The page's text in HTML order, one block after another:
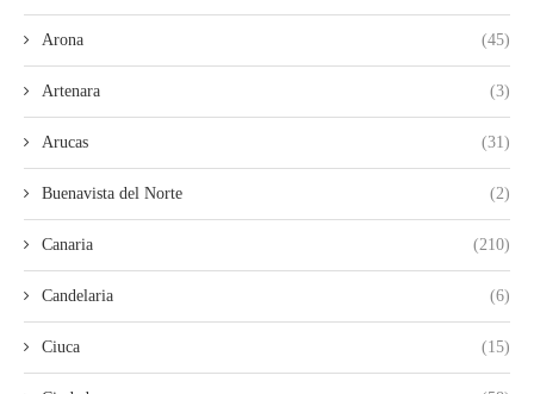
Arona (45)
Artenara (3)
Arucas (31)
Buenavista del Norte (2)
Canaria (210)
Candelaria (6)
Ciuca (15)